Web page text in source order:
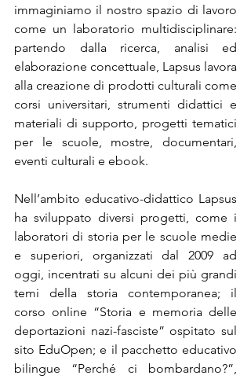
immaginiamo il nostro spazio di lavoro
come un laboratorio multidisciplinare:
partendo dalla ricerca, analisi ed
elaborazione concettuale, Lapsus lavora
alla creazione di prodotti culturali come
corsi universitari, strumenti didattici e
materiali di supporto, progetti tematici
per le scuole, mostre, documentari,
eventi culturali e ebook.
Nell’ambito educativo-didattico Lapsus
ha sviluppato diversi progetti, come i
laboratori di storia per le scuole medie
e superiori, organizzati dal 2009 ad
oggi, incentrati su alcuni dei più grandi
temi della storia contemporanea; il
corso online “Storia e memoria delle
deportazioni nazi-fasciste” ospitato sul
sito EduOpen; e il pacchetto educativo
bilingue “Perché ci bombardano?”,